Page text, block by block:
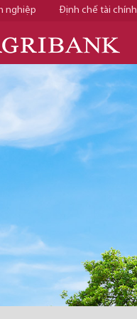
nghiệp Định chế tài chính